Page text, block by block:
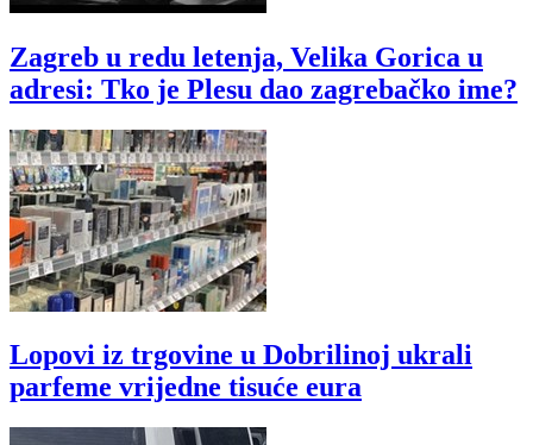
Zagreb u redu letenja, Velika Gorica u
adresi: Tko je Plesu dao zagrebačko ime?
Lopovi iz trgovine u Dobrilinoj ukrali
parfeme vrijedne tisuće eura